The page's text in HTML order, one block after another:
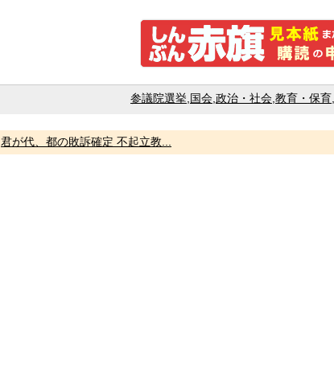
参議院選挙 国会 政治・社会 教育・保育
君が代、都の敗訴確定 不起立教...